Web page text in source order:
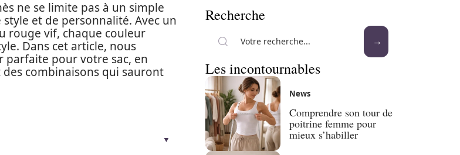
ne se limite pas à un simple
et de personnalité. Avec un
rouge vif, chaque couleur
Dans cet article, nous
parfaite pour votre sac, en
combinaisons qui sauront
Recherche
Les incontournables
News
Comprendre son tour de
poitrine femme pour
mieux s’habiller